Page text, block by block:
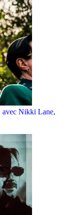
avec Nikki Lane,